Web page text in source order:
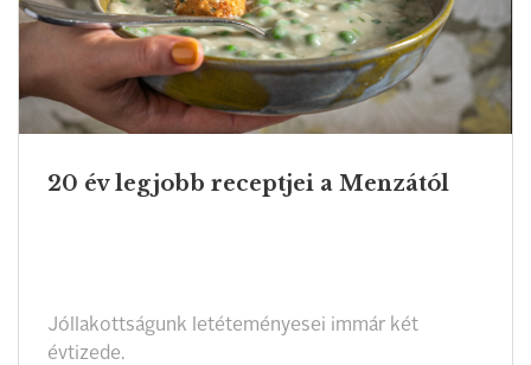
20 év legjobb receptjei a Menzától
Jóllakottságunk letéteményesei immár két
évtizede.